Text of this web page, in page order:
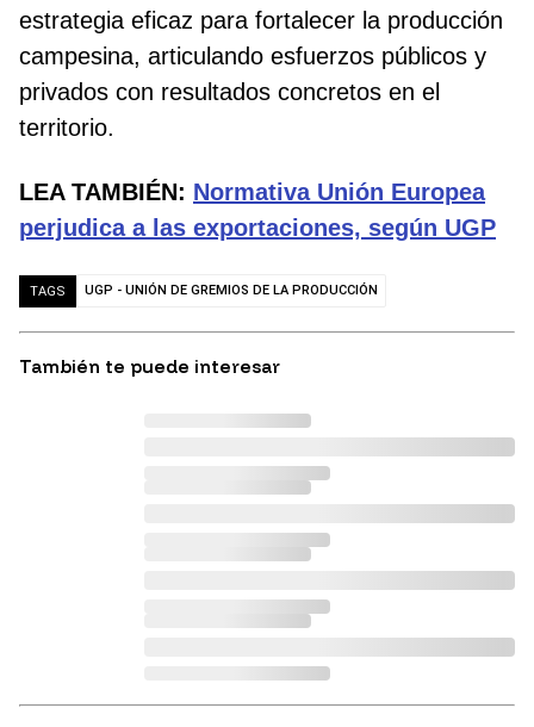
estrategia eficaz para fortalecer la producción
campesina, articulando esfuerzos públicos y
privados con resultados concretos en el
territorio.
LEA TAMBIÉN: Normativa Unión Europea
perjudica a las exportaciones, según UGP
TAGS UGP - UNIÓN DE GREMIOS DE LA PRODUCCIÓN
También te puede interesar